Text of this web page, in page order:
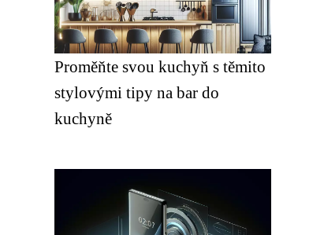
Proměňte svou kuchyň s těmito
stylovými tipy na bar do
kuchyně